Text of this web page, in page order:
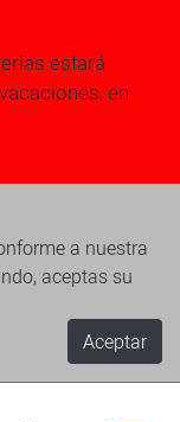
estará
en
a nuestra
aceptas su
Aceptar